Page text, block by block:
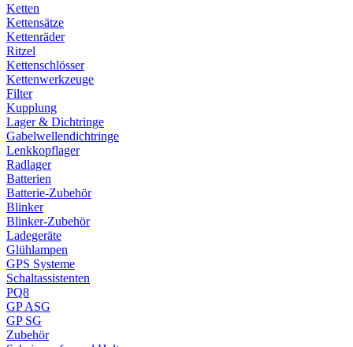
Ketten
Kettensätze
Kettenräder
Ritzel
Kettenschlösser
Kettenwerkzeuge
Filter
Kupplung
Lager & Dichtringe
Gabelwellendichtringe
Lenkkopflager
Radlager
Batterien
Batterie-Zubehör
Blinker
Blinker-Zubehör
Ladegeräte
Glühlampen
GPS Systeme
Schaltassistenten
PQ8
GP ASG
GP SG
Zubehör